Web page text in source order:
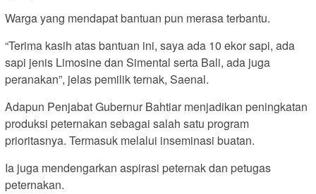
Warga yang mendapat bantuan pun merasa terbantu.
“Terima kasih atas bantuan ini, saya ada 10 ekor sapi, ada
sapi jenis Limosine dan Simental serta Bali, ada juga
peranakan”, jelas pemilik ternak, Saenal.
Adapun Penjabat Gubernur Bahtiar menjadikan peningkatan
produksi peternakan sebagai salah satu program
prioritasnya. Termasuk melalui inseminasi buatan.
Ia juga mendengarkan aspirasi peternak dan petugas
peternakan.